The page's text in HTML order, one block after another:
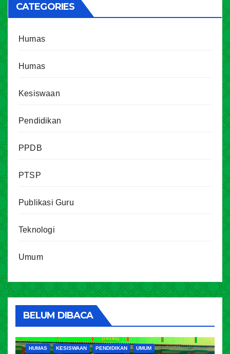
CATEGORIES
Humas
Humas
Kesiswaan
Pendidikan
PPDB
PTSP
Publikasi Guru
Teknologi
Umum
BELUM DIBACA
HUMAS KESISWAAN PENDIDIKAN UMUM